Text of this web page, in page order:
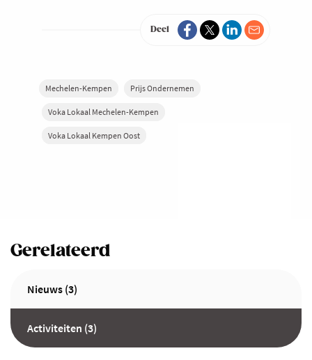
Deel
Mechelen-Kempen Prijs Ondernemen
Voka Lokaal Mechelen-Kempen
Voka Lokaal Kempen Oost
Gerelateerd
Nieuws (3)
Activiteiten (3)